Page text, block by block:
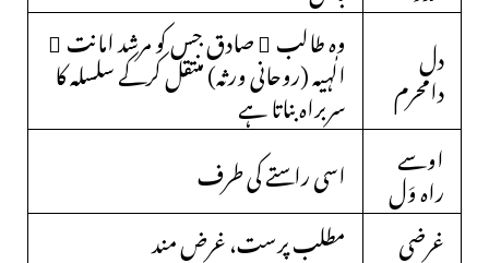
دل
دامحرم
وہ طالب ِ صادق جس کو مرشد امانت ِ
الٰہیہ (روحانی ورثہ) منتقل کرکے سلسلہ کا
سربراہ بناتا ہے
اوسے
راہ وَل
اسی راستے کی طرف
غرضی
مطلب پرست، غرض مند